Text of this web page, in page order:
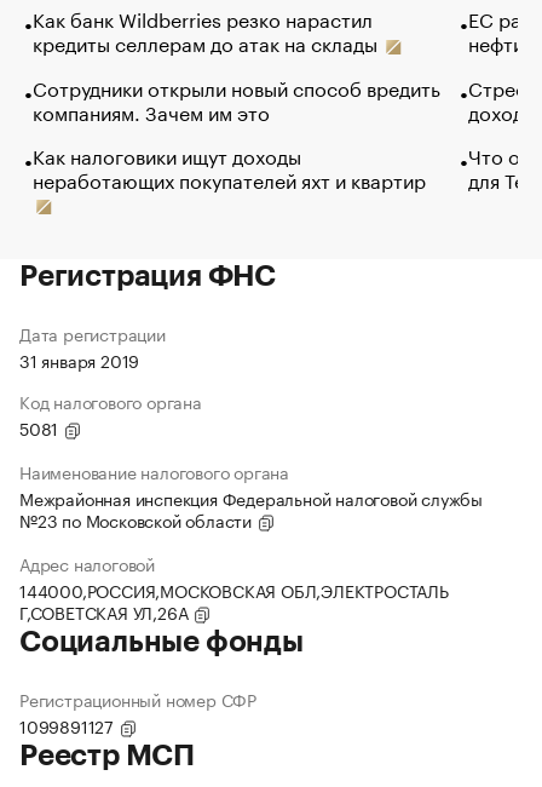
Как банк Wildberries резко нарастил
кредиты селлерам до атак на склады
Сотрудники открыли новый способ вредить
компаниям. Зачем им это
Как налоговики ищут доходы
неработающих покупателей яхт и квартир
ЕС
нефти
Что
для
Регистрация ФНС
Дата регистрации
31 января 2019
Код налогового органа
5081
Наименование налогового органа
Межрайонная инспекция Федеральной налоговой службы
№23 по Московской области
Адрес налоговой
144000,РОССИЯ,МОСКОВСКАЯ ОБЛ,ЭЛЕКТРОСТАЛЬ
Г,СОВЕТСКАЯ УЛ,26А
Социальные фонды
Регистрационный номер СФР
1099891127
Реестр МСП